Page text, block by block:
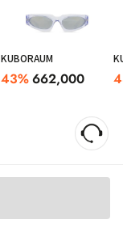
KUBORAUM
43%662,000